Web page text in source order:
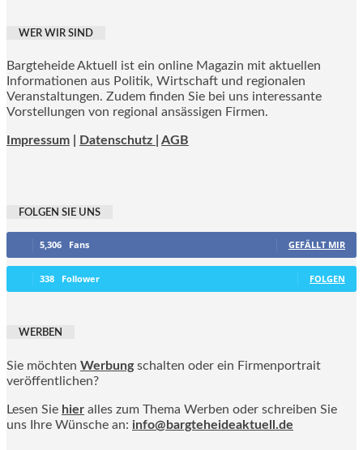
WER WIR SIND
Bargteheide Aktuell ist ein online Magazin mit aktuellen
Informationen aus Politik, Wirtschaft und regionalen
Veranstaltungen. Zudem finden Sie bei uns interessante
Vorstellungen von regional ansässigen Firmen.
Impressum Datenschutz | AGB
FOLGEN SIE UNS
5,306 Fans GEFÄLLT MIR
338 Follower FOLGEN
WERBEN
Sie möchten Werbung schalten oder ein Firmenportrait
veröffentlichen?
Lesen Sie hier alles zum Thema Werben oder schreiben Sie
uns Ihre Wünsche an: info@bargteheideaktuell.de